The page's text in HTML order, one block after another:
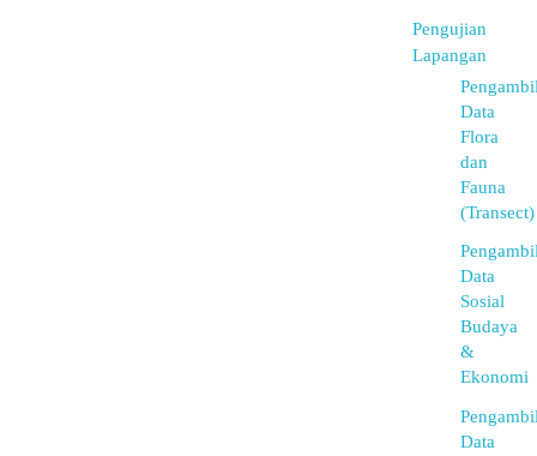
Pengujian
Lapangan
Data
Flora
dan
Fauna
(Transect)
Data
Sosial
Budaya
&
Ekonomi
Data